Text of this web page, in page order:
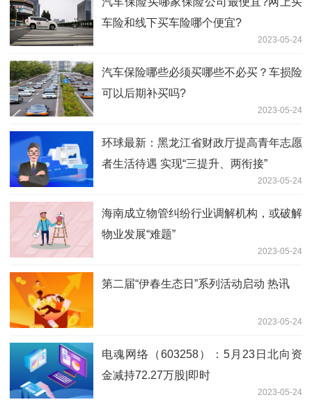
车险和线下买车险哪个便宜?
2023-05-24
汽车保险哪些必须买哪些不必买？车损险
可以后期补买吗?
2023-05-24
环球最新：黑龙江省财政厅提高青年志愿
者生活待遇 实现“三提升、两衔接”
2023-05-24
海南成立物管纠纷行业调解机构，或破解
物业发展“难题”
2023-05-24
第二届“伊春生态日”系列活动启动 热讯
2023-05-24
电魂网络（603258）：5月23日北向资
金减持72.27万股|即时
2023-05-24